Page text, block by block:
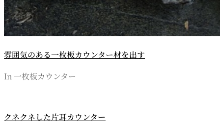
雰囲気のある一枚板カウンター材を出す
In 一枚板カウンター
クネクネした片耳カウンター